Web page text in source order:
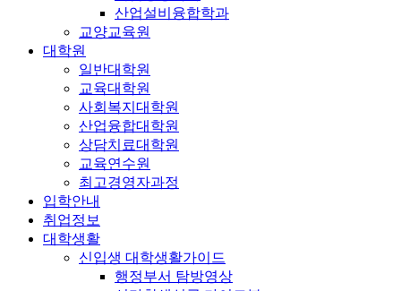
산업설비융합학과
교양교육원
대학원
일반대학원
교육대학원
사회복지대학원
산업융합대학원
상담치료대학원
교육연수원
최고경영자과정
입학안내
취업정보
대학생활
신입생 대학생활가이드
행정부서 탐방영상